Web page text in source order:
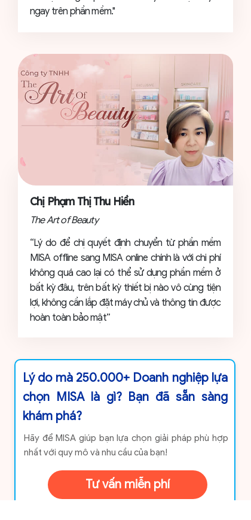
ngay trên phần mềm."
“Lý do để chị quyết định chuyển từ phần mềm
MISA offline sang MISA online chính là với chi phí
không quá cao lại có thể sử dụng phần mềm ở
bất kỳ đâu, trên bất kỳ thiết bị nào vô cùng tiện
lợi, không cần lắp đặt máy chủ và thông tin được
hoàn toàn bảo mật”
Chị Phạm Thị Thu Hiền
The Art of Beauty
Tư vấn miễn phí
Lý do mà 250.000+ Doanh nghiệp lựa
chọn MISA là gì? Bạn đã sẵn sàng
khám phá?
Hãy để MISA giúp bạn lựa chọn giải pháp phù hợp
nhất với quy mô và nhu cầu của bạn!